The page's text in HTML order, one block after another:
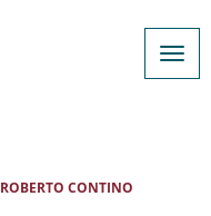
ROBERTO CONTINO